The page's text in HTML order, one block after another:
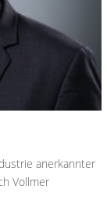
anerkannter
Vollmer